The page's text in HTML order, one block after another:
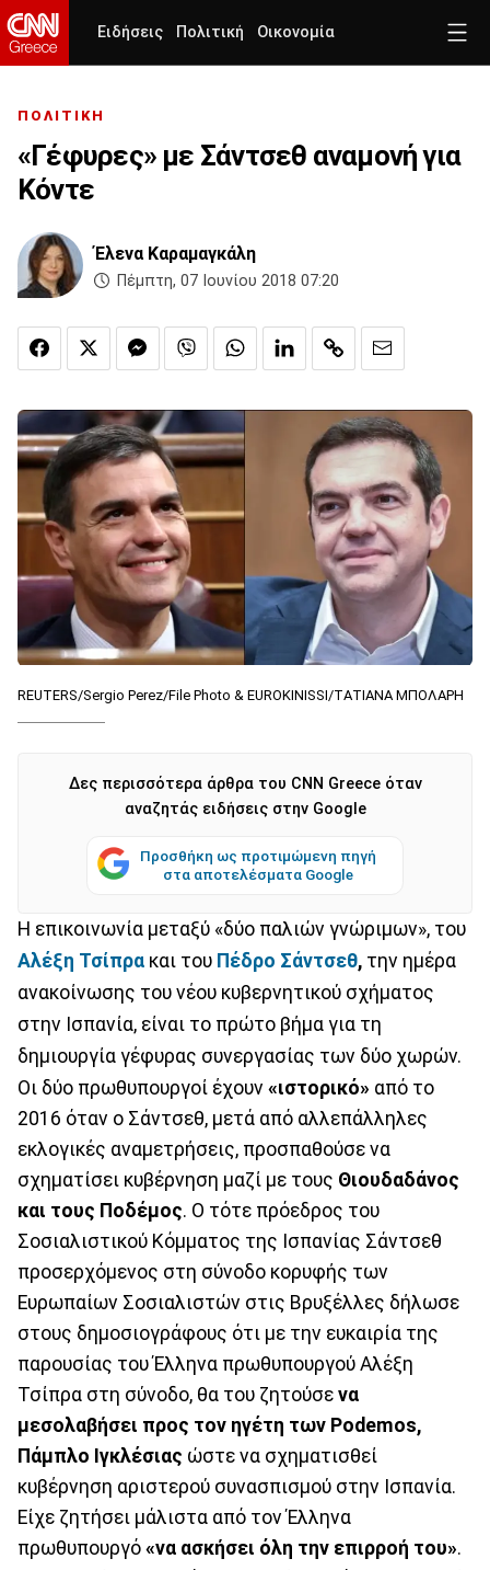
Ειδήσεις Πολιτική Οικονομία
ΠΟΛΙΤΙΚΗ
«Γέφυρες» με Σάντσεθ αναμονή για
Κόντε
Έλενα Καραμαγκάλη
Πέμπτη, 07 Ιουνίου 2018 07:20
REUTERS/Sergio Perez/File Photo & EUROKINISSI/ΤΑΤΙΑΝΑ ΜΠΟΛΑΡΗ
Δες περισσότερα άρθρα του CNN Greece όταν
αναζητάς ειδήσεις στην Google
Προσθήκη ως προτιμώμενη πηγή
στα αποτελέσματα Google
Η επικοινωνία μεταξύ «δύο παλιών γνώριμων», του
Αλέξη Τσίπρα και του Πέδρο Σάντσεθ, την ημέρα
ανακοίνωσης του νέου κυβερνητικού σχήματος
στην Ισπανία, είναι το πρώτο βήμα για τη
δημιουργία γέφυρας συνεργασίας των δύο χωρών.
Οι δύο πρωθυπουργοί έχουν «ιστορικό» από το
2016 όταν ο Σάντσεθ, μετά από αλλεπάλληλες
εκλογικές αναμετρήσεις, προσπαθούσε να
σχηματίσει κυβέρνηση μαζί με τους Θιουδαδάνος
και τους Ποδέμος. Ο τότε πρόεδρος του
Σοσιαλιστικού Κόμματος της Ισπανίας Σάντσεθ
προσερχόμενος στη σύνοδο κορυφής των
Ευρωπαίων Σοσιαλιστών στις Βρυξέλλες δήλωσε
στους δημοσιογράφους ότι με την ευκαιρία της
παρουσίας του Έλληνα πρωθυπουργού Αλέξη
Τσίπρα στη σύνοδο, θα του ζητούσε να
μεσολαβήσει προς τον ηγέτη των Podemos,
Πάμπλο Ιγκλέσιας ώστε να σχηματισθεί
κυβέρνηση αριστερού συνασπισμού στην Ισπανία.
Είχε ζητήσει μάλιστα από τον Έλληνα
πρωθυπουργό «να ασκήσει όλη την επιρροή του».